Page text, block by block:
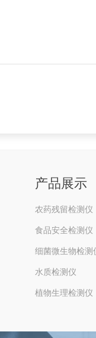
产品展示
农药残留检测仪
食品安全检测仪
细菌微生物检测
水质检测仪
植物生理检测仪